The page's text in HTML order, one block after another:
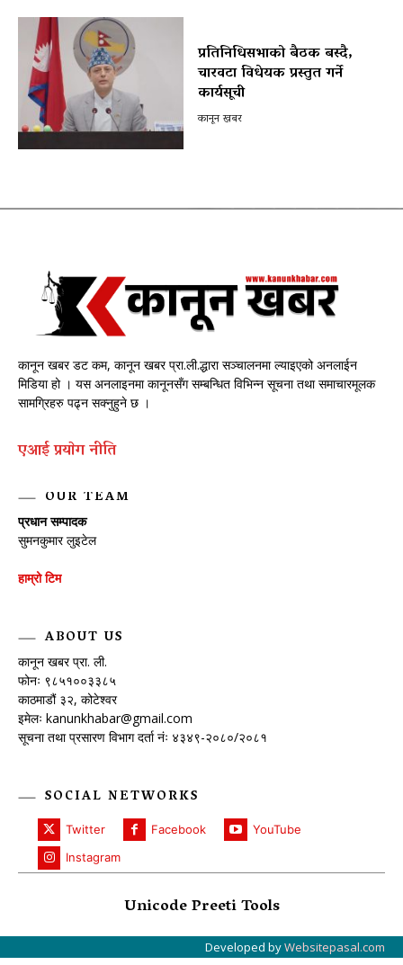
प्रतिनिधिसभाको बैठक बस्दै,
चारवटा विधेयक प्रस्तुत गर्ने
कार्यसूची
कानून खबर
कानून खबर डट कम, कानून खबर प्रा.ली.द्धारा सञ्चालनमा ल्याइएको अनलाईन
मिडिया हो । यस अनलाइनमा कानूनसँग सम्बन्धित विभिन्न सूचना तथा समाचारमूलक
सामग्रिहरु पढ्न सक्नुहुने छ ।
एआई प्रयाेग नीति
OUR TEAM
प्रधान सम्पादक
सुमनकुमार लुइटेल
हाम्रो टिम
ABOUT US
कानून खबर प्रा. ली.
फोनः ९८५१००३३८५
काठमाडौं ३२, कोटेश्वर
इमेलः kanunkhabar@gmail.com
सूचना तथा प्रसारण विभाग दर्ता नंः ४३४९-२०८०/२०८१
SOCIAL NETWORKS
Twitter Facebook
YouTube
Instagram
Unicode Preeti Tools
Developed byWebsitepasal.com